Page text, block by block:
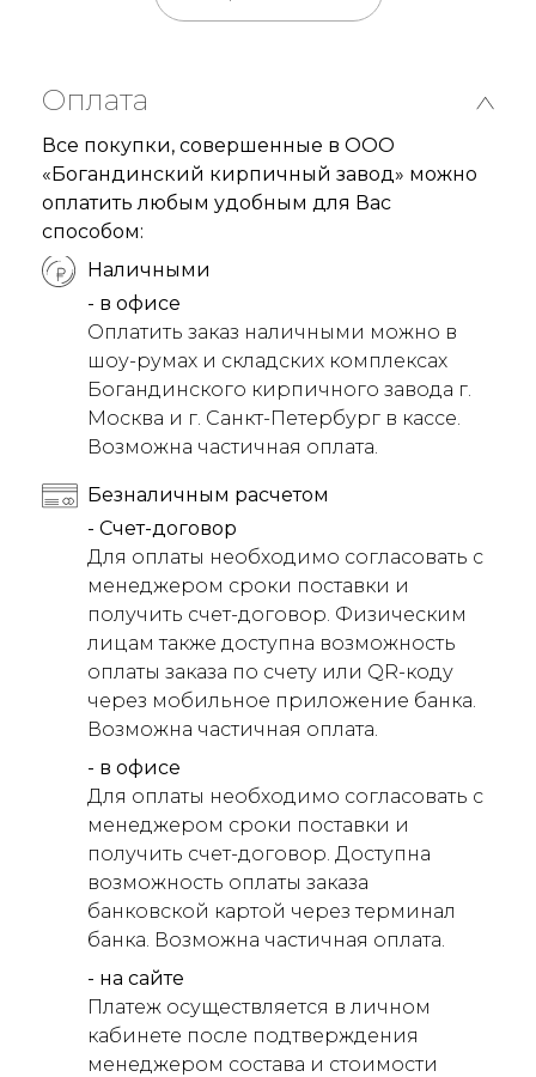
Оплата
Все покупки, совершенные в ООО
«Богандинский кирпичный завод» можно
оплатить любым удобным для Вас
способом:
Наличными
- в офисе
Оплатить заказ наличными можно в
шоу-румах и складских комплексах
Богандинского кирпичного завода г.
Москва и г. Санкт-Петербург в кассе.
Возможна частичная оплата.
Безналичным расчетом
- Счет-договор
Для оплаты необходимо согласовать с
менеджером сроки поставки и
получить счет-договор. Физическим
лицам также доступна возможность
оплаты заказа по счету или QR-коду
через мобильное приложение банка.
Возможна частичная оплата.
- в офисе
Для оплаты необходимо согласовать с
менеджером сроки поставки и
получить счет-договор. Доступна
возможность оплаты заказа
банковской картой через терминал
банка. Возможна частичная оплата.
- на сайте
Платеж осуществляется в личном
кабинете после подтверждения
менеджером состава и стоимости